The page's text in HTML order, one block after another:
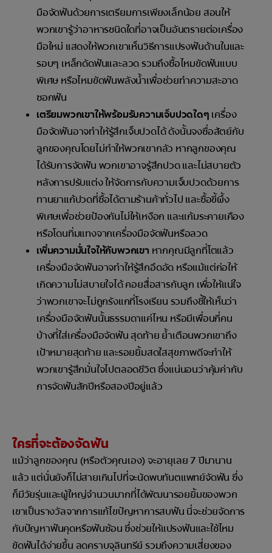
มือจัดฟันด้วยการเตรียมการเพียงเล็กน้อย สอนให้
พวกเขารู้ว่าอาหารชนิดใดที่อาจเป็นอันตรายต่อเครื่อง
มือใหม่ แสดงให้พวกเขาเห็นวิธีการแปรงฟันด้านในและ
รอบๆ เหล็กดัดฟันและลวด รวมถึงซื้อไหมขัดฟันแบบ
พิเศษ หรือไหมขัดฟันพลังน้ำเพื่อช่วยทำความสะอาด
ซอกฟัน
เตรียมพวกเขาให้พร้อมรับความเจ็บปวดใดๆ เครื่อง
มือจัดฟันอาจทำให้รู้สึกเจ็บปวดได้ ดังนั้นจงซื่อสัตย์กับ
ลูกของคุณโดยไม่ทำให้พวกเขากลัว หากลูกของคุณ
ได้รับการจัดฟัน พวกเขาอาจรู้สึกปวด และไม่สบายตัว
หลังการปรับแต่ง ให้จัดการกับความเจ็บปวดด้วยการ
ทานยาแก้ปวดที่ซื้อได้ตามร้านค้าทั่วไป และซื้อขี้ผึ้ง
พิเศษเพื่อช่วยป้องกันไม่ให้เหงือก และแก้มระคายเคือง
หรือโดนทิ่มแทงจากเครื่องมือจัดฟันหรือลวด
เพิ่มความมั่นใจให้กับพวกเขา หากคุณมีลูกที่โตแล้ว
เครื่องมือจัดฟันอาจทำให้รู้สึกอึดอัด หรือแม้แต่ก่อให้
เกิดความไม่สบายใจได้ คอยสื่อสารกับลูก เพื่อให้แน่ใจ
ว่าพวกเขาจะไม่ถูกรังแกที่โรงเรียน รวมถึงชี้ให้เห็นว่า
เครื่องมือจัดฟันนั้นธรรมดาแค่ไหน หรือมีเพื่อนกี่คน
บ้างที่ใส่เครื่องมือจัดฟัน สุดท้าย ย้ำเตือนพวกเขาถึง
เป้าหมายสุดท้าย และรอยยิ้มสดใสสุขภาพดีจะทำให้
พวกเขารู้สึกมั่นใจไปตลอดชีวิต ซึ่งแน่นอนว่าคุ้มค่ากับ
การจัดฟันสักปีหรือสองปีอยู่แล้ว
ใครที่จะต้องจัดฟัน
แม้ว่าลูกของคุณ (หรือตัวคุณเอง) จะอายุเลย 7 ปีมานาน
แล้ว แต่นั่นยังก็ไม่สายเกินไปที่จะนัดพบทันตแพทย์จัดฟัน ซึ่ง
ก็มีวัยรุ่นและผู้ใหญ่จำนวนมากที่ได้พัฒนารอยยิ้มของพวก
เขาเป็นรางวัลจากการแก้ไขปัญหาการสบฟัน นี่จะช่วยจัดการ
กับปัญหาฟันคุดหรือฟันซ้อน ซึ่งช่วยให้แปรงฟันและใช้ไหม
ขัดฟันได้ง่ายขึ้น ลดคราบจุลินทรีย์ รวมถึงความเสี่ยงของ